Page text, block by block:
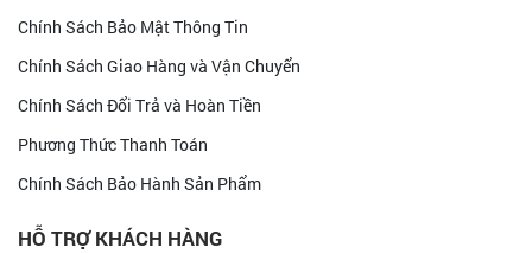
Chính Sách Bảo Mật Thông Tin
Chính Sách Giao Hàng và Vận Chuyển
Chính Sách Đổi Trả và Hoàn Tiền
Phương Thức Thanh Toán
Chính Sách Bảo Hành Sản Phẩm
HỖ TRỢ KHÁCH HÀNG